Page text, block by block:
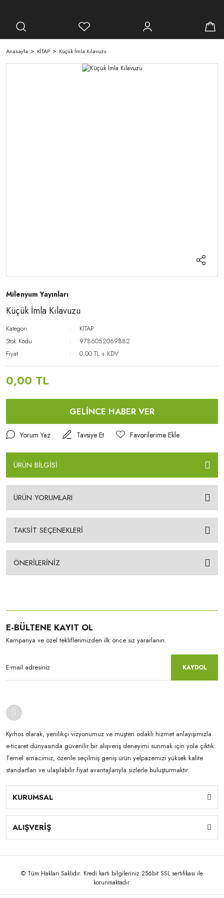
Anasayfa KİTAP Küçük İmla Kılavuzu
Milenyum Yayınları
Küçük İmla Kılavuzu
Kategori
KİTAP
Stok Kodu
9786052069882
Fiyat
0,00 TL + KDV
0,00 TL
GELİNCE HABER VER
Yorum Yaz Tavsiye Et
ÜRÜN BİLGİSİ
ÜRÜN YORUMLARI
TAKSİT SEÇENEKLERİ
ÖNERİLERİNİZ
E-BÜLTENE KAYIT OL
Kampanya ve özel tekliflerimizden ilk önce siz yararlanın.
KAYDOL
Kyrhos olarak, yenilikçi vizyonumuz ve müşteri odaklı hizmet anlayışımızla
e-ticaret dünyasında güvenilir bir alışveriş deneyimi sunmak için yola çıktık.
Temel amacımız, özenle seçilmiş geniş ürün yelpazemizi yüksek kalite
standartları ve ulaşılabilir fiyat avantajlarıyla sizlerle buluşturmaktır.
KURUMSAL
ALIŞVERİŞ
© Tüm Hakları Saklıdır. Kredi kartı bilgileriniz 256bit SSL sertifikası ile
korunmaktadır.